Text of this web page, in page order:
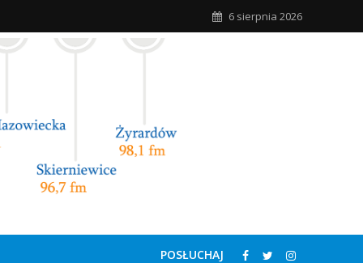
6 sierpnia 2026
POSŁUCHAJ